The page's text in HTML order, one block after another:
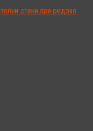
стени при редово